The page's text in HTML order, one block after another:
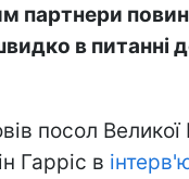
партнери
в питанні
посол Великої
Гарріс в